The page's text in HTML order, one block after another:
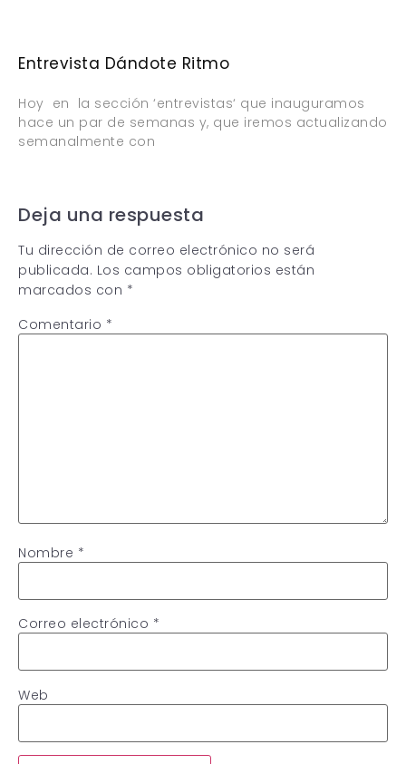
Entrevista Dándote Ritmo
Hoy en la sección ‘entrevistas‘ que inauguramos
hace un par de semanas y, que iremos actualizando
semanalmente con
Deja una respuesta
Tu dirección de correo electrónico no será
publicada. Los campos obligatorios están
marcados con *
Comentario *
Nombre *
Correo electrónico *
Web